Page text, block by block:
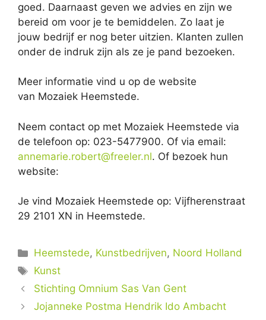
goed. Daarnaast geven we advies en zijn we
bereid om voor je te bemiddelen. Zo laat je
jouw bedrijf er nog beter uitzien. Klanten zullen
onder de indruk zijn als ze je pand bezoeken.
Meer informatie vind u op de website
van Mozaiek Heemstede.
Neem contact op met Mozaiek Heemstede via
de telefoon op: 023-5477900. Of via email:
annemarie.robert@freeler.nl. Of bezoek hun
website:
Je vind Mozaiek Heemstede op: Vijfherenstraat
29 2101 XN in Heemstede.
Categorieën
Heemstede, Kunstbedrijven, Noord Holland
Tags
Kunst
Stichting Omnium Sas Van Gent
Jojanneke Postma Hendrik Ido Ambacht